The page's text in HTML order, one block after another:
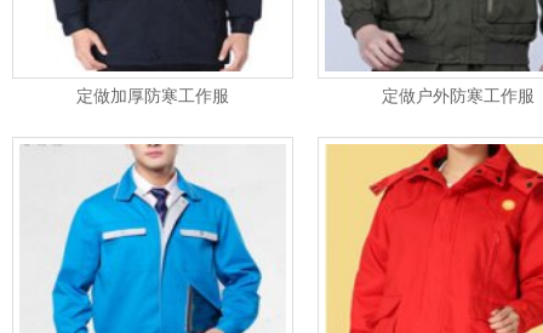
定做加厚防寒工作服 定做户外防寒工作服